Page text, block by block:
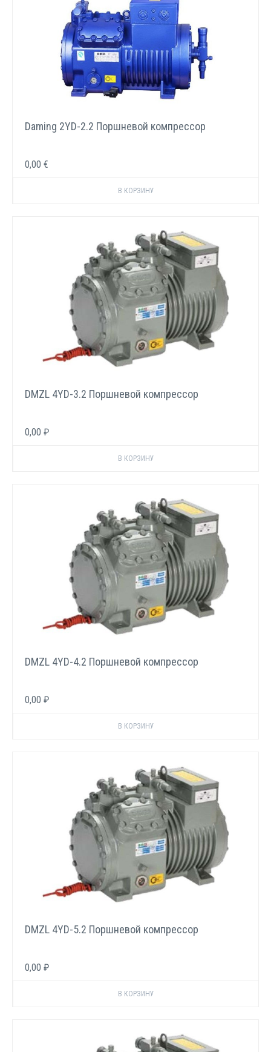
Daming 2YD-2.2 Поршневой компрессор
0,00 €
DMZL 4YD-3.2 Поршневой компрессор
0,00 ₽
DMZL 4YD-4.2 Поршневой компрессор
0,00 ₽
DMZL 4YD-5.2 Поршневой компрессор
0,00 ₽